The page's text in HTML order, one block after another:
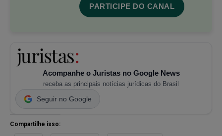
PARTICIPE DO CANAL
Acompanhe o Juristas no Google News
receba as principais notícias jurídicas do Brasil
Seguir no Google
Compartilhe isso: